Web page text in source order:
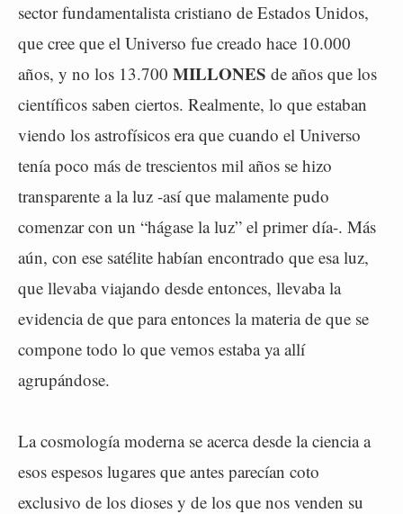
sector fundamentalista cristiano de Estados Unidos,
que cree que el Universo fue creado hace 10.000
años, y no los 13.700 MILLONES de años que los
científicos saben ciertos. Realmente, lo que estaban
viendo los astrofísicos era que cuando el Universo
tenía poco más de trescientos mil años se hizo
transparente a la luz -así que malamente pudo
comenzar con un “hágase la luz” el primer día-. Más
aún, con ese satélite habían encontrado que esa luz,
que llevaba viajando desde entonces, llevaba la
evidencia de que para entonces la materia de que se
compone todo lo que vemos estaba ya allí
agrupándose.
La cosmología moderna se acerca desde la ciencia a
esos espesos lugares que antes parecían coto
exclusivo de los dioses y de los que nos venden su